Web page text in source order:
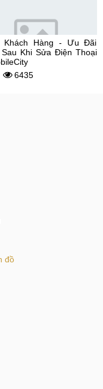
Khách Hàng - Ưu Đãi
Sau Khi Sửa Điện Thoại
6435
đồ